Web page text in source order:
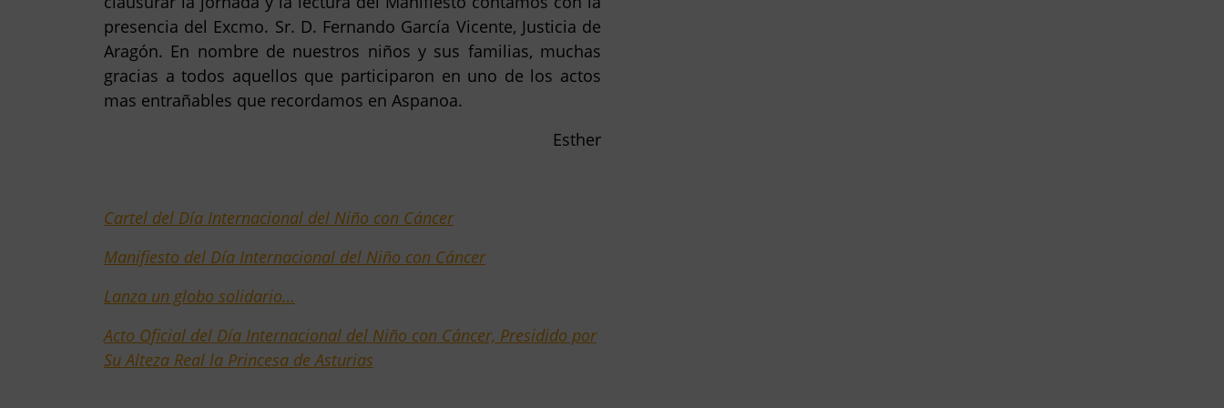
presencia del Excmo. Sr. D. Fernando García Vicente, Justicia de
Aragón. En nombre de nuestros niños y sus familias, muchas
gracias a todos aquellos que participaron en uno de los actos
mas entrañables que recordamos en Aspanoa.
Esther
Cartel del Día Internacional del Niño con Cáncer
Manifiesto del Día Internacional del Niño con Cáncer
Lanza un globo solidario…
Acto Oficial del Día Internacional del Niño con Cáncer, Presidido por
Su Alteza Real la Princesa de Asturias